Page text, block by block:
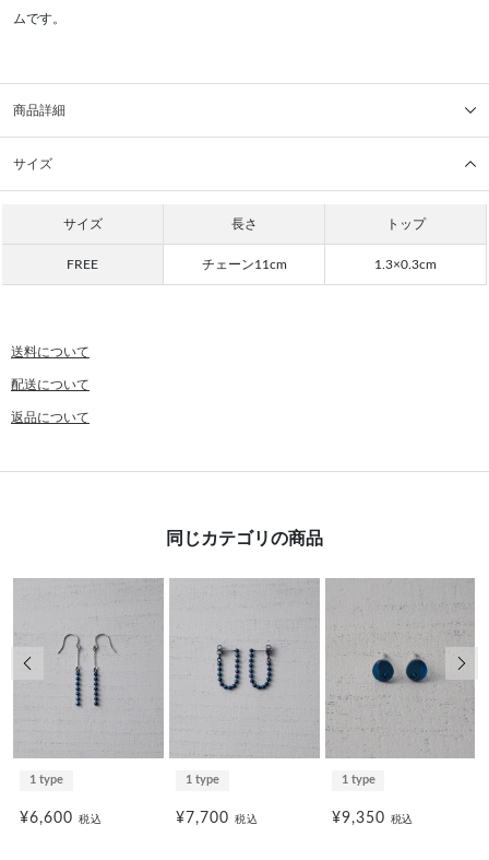
ムです。
商品詳細
サイズ
サイズ 長さ トップ
FREE チェーン11cm 1.3×0.3cm
送料について
配送について
返品について
同じカテゴリの商品
1 type
¥6,600税込
1 type
¥7,700 税込
1 type
¥9,350 税込
前の画像 次